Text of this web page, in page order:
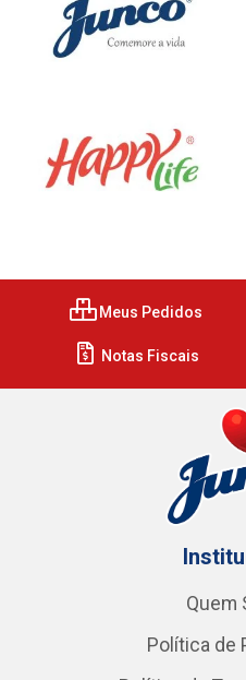
Meus Pedidos
Notas Fiscais
Quem
Política de